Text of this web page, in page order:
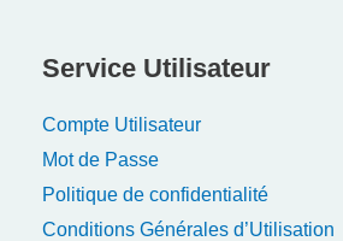
Service Utilisateur
Compte Utilisateur
Mot de Passe
Politique de confidentialité
Conditions Générales d’Utilisation